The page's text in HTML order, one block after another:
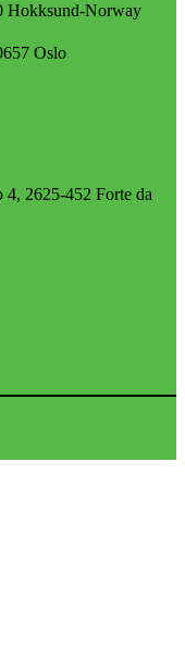
Hokksund-Norway
Oslo
4, 2625-452 Forte da